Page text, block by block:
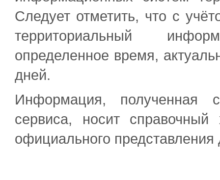
Следует отметить, что с
территориальный
определенное время,
дней.
Информация, полученная
сервиса, носит
официального представления